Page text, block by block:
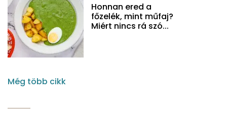
Honnan ered a
főzelék, mint műfaj?
Miért nincs rá szó...
Még több cikk